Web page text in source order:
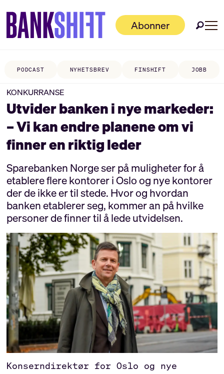
Abonner
PODCAST NYHETSBREV FINSHIFT JOBB
KONKURRANSE
Utvider banken i nye markeder:
– Vi kan endre planene om vi
finner en riktig leder
Sparebanken Norge ser på muligheter for å
etablere flere kontorer i Oslo og nye kontorer
der de ikke er til stede. Hvor og hvordan
banken etablerer seg, kommer an på hvilke
personer de finner til å lede utvidelsen.
Konserndirektør for Oslo og nye